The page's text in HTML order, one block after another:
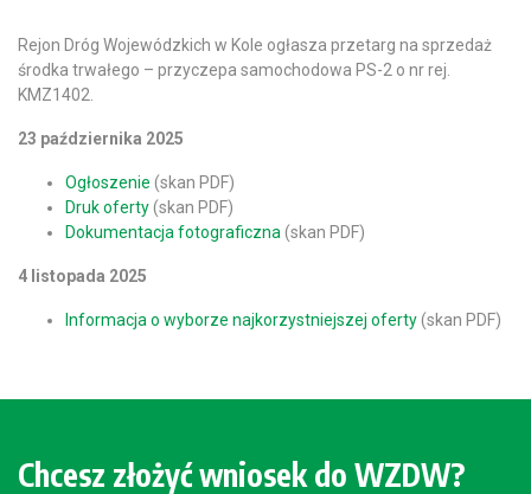
Rejon Dróg Wojewódzkich w Kole ogłasza przetarg na sprzedaż
środka trwałego – przyczepa samochodowa PS-2 o nr rej.
KMZ1402.
23 października 2025
Ogłoszenie (skan PDF)
Druk oferty(skan PDF)
Dokumentacja fotograficzna (skan PDF)
4 listopada 2025
Informacja o wyborze najkorzystniejszej oferty(skan PDF)
Chcesz złożyć wniosek do WZDW?